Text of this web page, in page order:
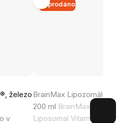
železo
v
Vyprodáno
BrainMax Lipozomální Vitamín
200 ml BrainMax Liquid
Liposomal Vitamin C, doplněk
hodnocení
produktu